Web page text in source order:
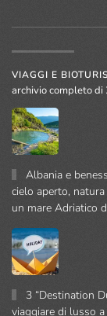
VIAGGI E
archivio completo
Albania e
cielo aperto,
un mare Adriatico
3 “Destination
viaggiare di lusso